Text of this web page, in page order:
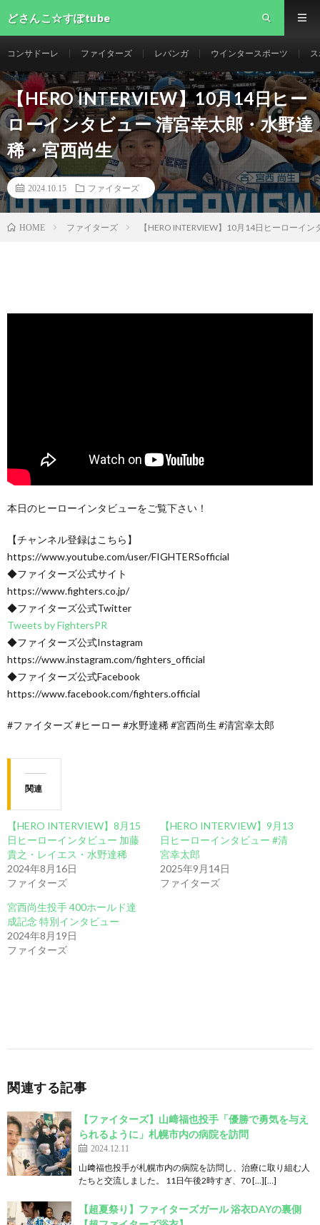
どさんこ☆すぽtube
コンサドーレ ファイターズ レバンガ ウインタースポーツ
【HERO INTERVIEW】10月14日ヒー
ローインタビュー 清宮幸太郎・水野達
稀・宮西尚生
2024.10.15 ファイターズ
HOME ファイターズ 【HERO INTERVIEW】10月14日ヒーローイ
本日のヒーローインタビューをご覧下さい！
【チャンネル登録はこちら】
https://www.youtube.com/user/FIGHTERSofficial
◆ファイターズ公式サイト
https://www.fighters.co.jp/
◆ファイターズ公式Twitter
Tweets by FightersPR
◆ファイターズ公式Instagram
https://www.instagram.com/fighters_official
◆ファイターズ公式Facebook
https://www.facebook.com/fighters.official
#ファイターズ #ヒーロー #水野達稀 #宮西尚生 #清宮幸太郎
関連
【HERO INTERVIEW】8月15
日ヒーローインタビュー 加藤
貴之・レイエス・水野達稀
2024年8月16日
ファイターズ
【HERO INTERVIEW】9月13
日ヒーローインタビュー #清
宮幸太郎
2025年9月14日
ファイターズ
宮西尚生投手 400ホールド達
成記念 特別インタビュー
2024年8月19日
ファイターズ
関連する記事
【ファイターズ】山﨑福也投手「優勝で勇気を与え
られるように」札幌市内の病院を訪問
2024.12.11
山﨑福也投手が札幌市内の病院を訪問し、治療に取り組む人
たちと交流しました。 11日午後2時すぎ、70 […][…]
【超夏祭り】ファイターズガール 浴衣DAYの裏側